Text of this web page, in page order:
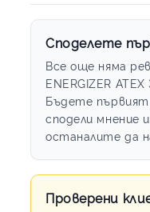
Споделете
Все още няма
ENERGIZER
Бъдете
сподели мнение
останалите да
Проверени